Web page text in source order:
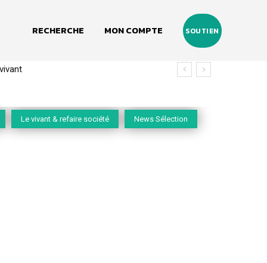
RECHERCHE MON COMPTE SOUTIEN
Le vivant & refaire société News Sélection